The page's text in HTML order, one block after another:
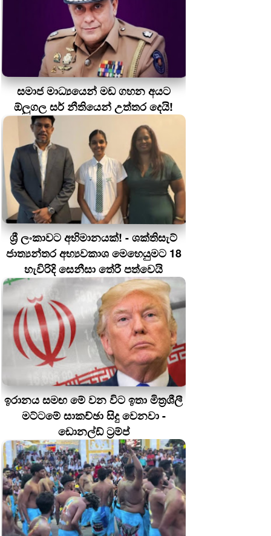
සමාජ මාධ්‍යයෙන් මඩ ගහන අයට
ඕලුගල සර් නීතියෙන් උත්තර දෙයි!
ශ්‍රී ලංකාවට අභිමානයක්! - ශක්තිසැට්
ජාත්‍යන්තර අභ්‍යවකාශ මෙහෙයුමට 18
හැවිරිදි සෙනීසා තේරී පත්වෙයි
ඉරානය සමඟ මේ වන විට ඉතා මිත්‍රශීලී
මට්ටමේ සාකච්ඡා සිදු වෙනවා -
ඩොනල්ඩ් ට්‍රම්ප්